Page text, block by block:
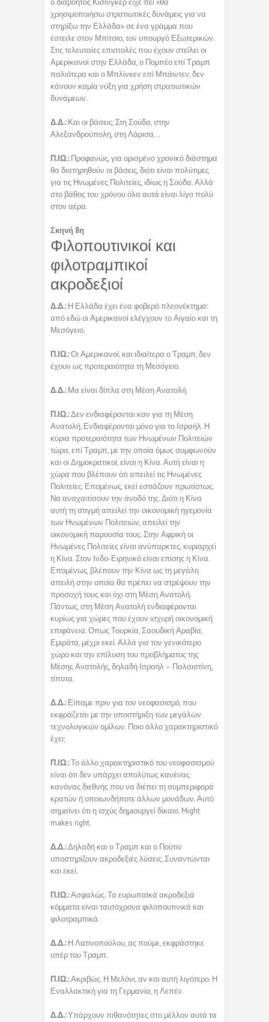
ο διαβόητος Κίσινγκερ είχε πει «θα
χρησιμοποιήσω στρατιωτικές δυνάμεις για να
στηρίξω την Ελλάδα» σε ένα γράμμα που
έστειλε στον Μπίτσιο, τον υπουργό Εξωτερικών.
Στις τελευταίες επιστολές που έχουν στείλει οι
Αμερικανοί στην Ελλάδα, ο Πομπέο επί Τραμπ
παλιότερα και ο Μπλίνκεν επί Μπάιντεν, δεν
κάνουν καμία νύξη για χρήση στρατιωτικών
δυνάμεων.
Δ.Δ.:Και οι βάσεις; Στη Σούδα, στην
Αλεξανδρούπολη, στη Λάρισα…
Π.ΙΩ.:Προφανώς, για ορισμένο χρονικό διάστημα
θα διατηρηθούν οι βάσεις, διότι είναι πολύτιμες
για τις Ηνωμένες Πολιτείες, ιδίως η Σούδα. Αλλά
στο βάθος του χρόνου όλα αυτά είναι λίγο πολύ
στον αέρα.
Σκηνή 8η
Φιλοπουτινικοί και
φιλοτραμπικοί
ακροδεξιοί
Δ.Δ.:Η Ελλάδα έχει ένα φοβερό πλεονέκτημα:
από εδώ οι Αμερικανοί ελέγχουν το Αιγαίο και τη
Μεσόγειο.
Π.ΙΩ.:Οι Αμερικανοί, και ιδιαίτερα ο Τραμπ, δεν
έχουν ως προτεραιότητα τη Μεσόγειο.
Δ.Δ.:Μα είναι δίπλα στη Μέση Ανατολή.
Π.ΙΩ.:Δεν ενδιαφέρονται καν για τη Μέση
Ανατολή. Ενδιαφέρονται μόνο για το Ισραήλ. Η
κύρια προτεραιότητα των Ηνωμένων Πολιτειών
τώρα, επί Τραμπ, με την οποία όμως συμφωνούν
και οι Δημοκρατικοί, είναι η Κίνα. Αυτή είναι η
χώρα που βλέπουν ότι απειλεί τις Ηνωμένες
Πολιτείες. Επομένως, εκεί εστιάζουν πρωτίστως.
Να αναχαιτίσουν την άνοδό της. Διότι η Κίνα
αυτή τη στιγμή απειλεί την οικονομική ηγεμονία
των Ηνωμένων Πολιτειών, απειλεί την
οικονομική παρουσία τους. Στην Αφρική οι
Ηνωμένες Πολιτείες είναι ανύπαρκτες, κυριαρχεί
η Κίνα. Στον Ινδο-Ειρηνικό είναι επίσης η Κίνα.
Επομένως, βλέπουν την Κίνα ως τη μεγάλη
απειλή στην οποία θα πρέπει να στρέψουν την
προσοχή τους και όχι στη Μέση Ανατολή.
Πάντως, στη Μέση Ανατολή ενδιαφέρονται
κυρίως για χώρες που έχουν ισχυρή οικονομική
επιφάνεια. Οπως Τουρκία, Σαουδική Αραβία,
Εμιράτα, μέχρι εκεί. Αλλά για τον γενικότερο
χώρο και την επίλυση του προβλήματος της
Μέσης Ανατολής, δηλαδή Ισραήλ – Παλαιστίνη,
τίποτα.
Δ.Δ.:Είπαμε πριν για τον νεοφασισμό, που
εκφράζεται με την υποστήριξη των μεγάλων
τεχνολογικών ομίλων. Ποιο άλλο χαρακτηριστικό
έχει;
Π.ΙΩ.:Το άλλο χαρακτηριστικό του νεοφασισμού
είναι ότι δεν υπάρχει απολύτως κανένας
κανόνας διεθνής που να διέπει τη συμπεριφορά
κρατών ή οποιωνδήποτε άλλων μονάδων. Αυτό
σημαίνει ότι η ισχύς δημιουργεί δίκαιο. Might
makes right.
Δ.Δ.:Δηλαδή και ο Τραμπ και ο Πούτιν
υποστηρίζουν ακροδεξιές λύσεις. Συναντώνται
και εκεί.
Π.ΙΩ.:Ασφαλώς. Τα ευρωπαϊκά ακροδεξιά
κόμματα είναι ταυτόχρονα φιλοπουτινικά και
φιλοτραμπικά.
Δ.Δ.:Η Λατινοπούλου, ας πούμε, εκφράστηκε
υπέρ του Τραμπ.
Π.ΙΩ.:Ακριβώς. Η Μελόνι, αν και αυτή λιγότερο. Η
Εναλλακτική για τη Γερμανία, η Λεπέν.
Δ.Δ.:Υπάρχουν πιθανότητες στο μέλλον αυτά τα